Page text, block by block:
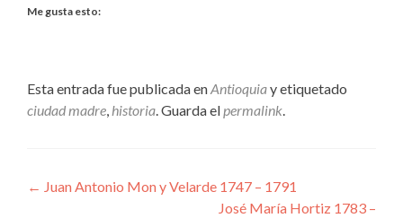
Me gusta esto:
Esta entrada fue publicada enAntioquiay etiquetado
ciudad madre, historia. Guarda elpermalink.
Navegación
← Juan Antonio Mon y Velarde 1747 – 1791
José María Hortiz 1783 –